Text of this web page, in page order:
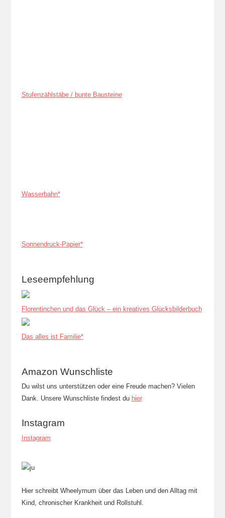
Stufenzählstäbe / bunte Bausteine
Wasserbahn*
Sonnendruck-Papier*
Leseempfehlung
Florentinchen und das Glück – ein kreatives Glücksbilderbuch
Das alles ist Familie*
Amazon Wunschliste
Du wilst uns unterstützen oder eine Freude machen? Vielen
Dank. Unsere Wunschliste findest du hier
Instagram
Instagram
Hier schreibt Wheelymum über das Leben und den Alltag mit
Kind, chronischer Krankheit und Rollstuhl.